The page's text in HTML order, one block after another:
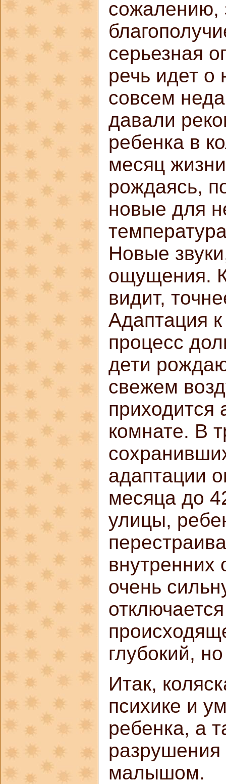
сожалению,
серьезная
речь идет
совсем
давали
ребенка в
месяц
рождаясь,
новые для
Новые
ощущения.
видит,
Адаптация
процесс
дети
свежем
приходится
комнате. В
адаптации
месяца до
улицы,
внутренних
очень
глубокий,
Итак,
психике и
ребенка, а
малышом.